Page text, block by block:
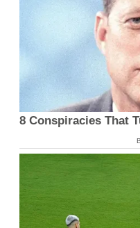
8 Conspiracies That